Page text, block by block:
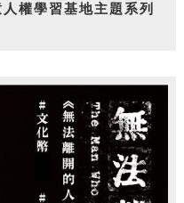
權學習基地主題系列